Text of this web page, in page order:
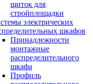
щиток для
стройплощадки
электрических
шкафов
Принадлежности
монтажные
распределительного
шкафа
Профиль